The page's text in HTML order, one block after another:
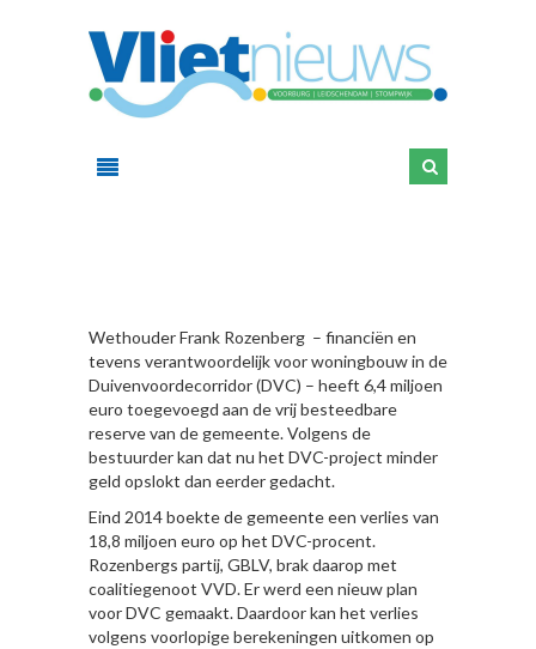
Wethouder Frank Rozenberg – financiën en
tevens verantwoordelijk voor woningbouw in de
Duivenvoordecorridor (DVC) – heeft 6,4 miljoen
euro toegevoegd aan de vrij besteedbare
reserve van de gemeente. Volgens de
bestuurder kan dat nu het DVC-project minder
geld opslokt dan eerder gedacht.
Eind 2014 boekte de gemeente een verlies van
18,8 miljoen euro op het DVC-procent.
Rozenbergs partij, GBLV, brak daarop met
coalitiegenoot VVD. Er werd een nieuw plan
voor DVC gemaakt. Daardoor kan het verlies
volgens voorlopige berekeningen uitkomen op